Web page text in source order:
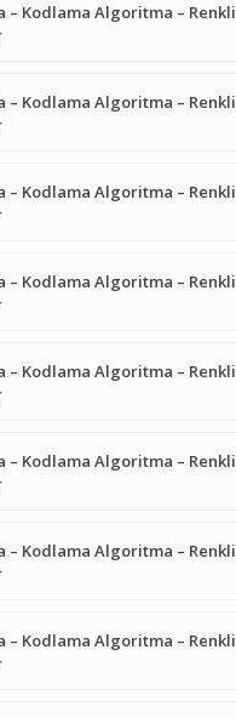
– Kodlama Algoritma – Renkli
– Kodlama Algoritma – Renkli
– Kodlama Algoritma – Renkli
– Kodlama Algoritma – Renkli
– Kodlama Algoritma – Renkli
– Kodlama Algoritma – Renkli
– Kodlama Algoritma – Renkli
– Kodlama Algoritma – Renkli